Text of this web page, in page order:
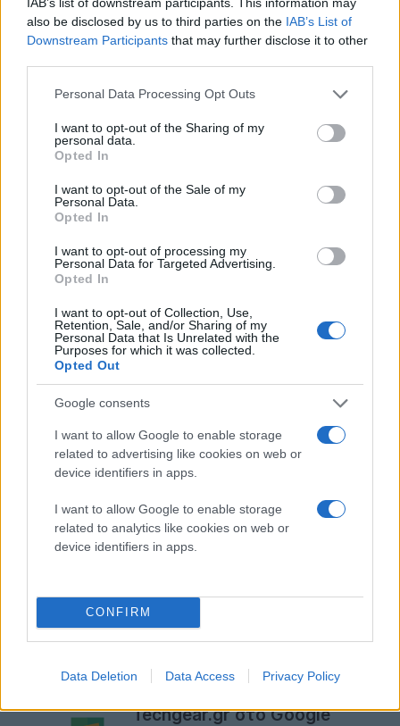
also be disclosed by us to third parties on the IAB’s List of
Downstream Participants that may further disclose it to other
Please note that this website/app uses one or more Google
not limited to your visit or usage behaviour. You may click to
grant or deny consent to Google and its third-party tags to
use your data for below specified purposes in below Google
consent section.
Personal Data Processing Opt Outs
I want to opt-out of the Sharing of my
personal data.
Opted In
I want to opt-out of the Sale of my
Personal Data.
Opted In
I want to opt-out of processing my
Personal Data for Targeted Advertising.
Opted In
I want to opt-out of Collection, Use,
Retention, Sale, and/or Sharing of my
Personal Data that Is Unrelated with the
Purposes for which it was collected.
Opted Out
Google consents
I want to allow Google to enable storage
related to advertising like cookies on web or
device identifiers in apps.
I want to allow Google to enable storage
related to analytics like cookies on web or
device identifiers in apps.
CONFIRM
Data Deletion Data Access Privacy Policy
Κάτι τέτοιο θα μπορεί να πραγματοποιηθεί είτε με την
μέσω ειδικού εξοπλισμού που θα φορά ο χρήστης και
θα επιτρέπει στα Xbox και Kinect να αποστέλουν
πληροφορίες στο headset του όπου και θα
προβάλλονται. Για παράδειγμα, οι αντίπαλοι θα
εμφανίζονται στους τοίχους του δωματίου του
παίκτη και αυτός θα πρέπει να πραγματοποιεί φυσικές
κινήσεις για να τους σημαδεύσει και να τους
σκοτώσει.
Σε περίπτωση που η Microsoft καταφέρει να το
υλοποιήσει, θα μπορούμε να μιλάμε για μια εντελώς
gaming.
Techgear.gr στο Google